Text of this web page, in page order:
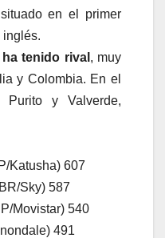
en el primer
inglés.
tenido rival , muy
y Colombia. En el
Purito y Valverde,
Katusha) 607
Sky) 587
Movistar) 540
491